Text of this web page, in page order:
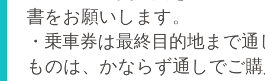
書をお願いします。
・乗車券は最終目的地まで
ものは、かならず通しでご